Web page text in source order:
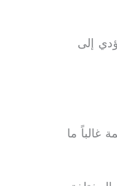
إلى
غالباً ما